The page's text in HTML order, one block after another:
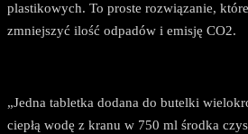
plastikowych. To proste rozwiązanie,
zmniejszyć ilość odpadów i emisję CO2.
„Jedna tabletka dodana do butelki
ciepłą wodę z kranu w 750 ml środka